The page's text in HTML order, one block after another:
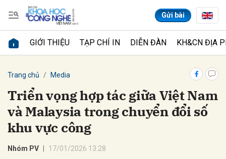
Gửi bài
GIỚI THIỆU TẠP CHÍ IN DIỄN ĐÀN KH&CN ĐỊA
Trang chủ Media
Triển vọng hợp tác giữa Việt Nam
và Malaysia trong chuyển đổi số
khu vực công
Nhóm PV 17/01/2026 13:28
Gửi bình luận